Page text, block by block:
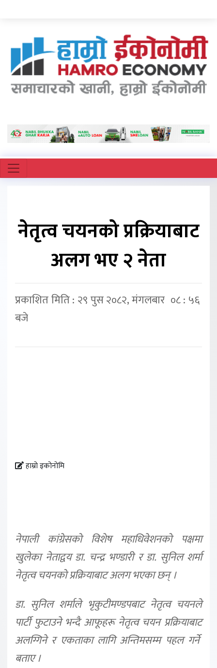
नेतृत्व चयनको प्रक्रियाबाट
अलग भए २ नेता
प्रकाशित मिति : २९ पुस २०८२, मंगलबार ०८ : ५६
बजे
हाम्रो इकोनोमि
नेपाली कांग्रेसको विशेष महाधिवेशनको पक्षमा
खुलेका नेताद्वय डा. चन्द्र भण्डारी र डा. सुनिल शर्मा
नेतृत्व चयनको प्रक्रियाबाट अलग भएका छन् ।
डा. सुनिल शर्माले भृकुटीमण्डपबाट नेतृत्व चयनले
पार्टी फुटाउने भन्दै आफूहरू नेतृत्व चयन प्रक्रियाबाट
अलग्गिने र एकताका लागि अन्तिमसम्म पहल गर्ने
बताए ।